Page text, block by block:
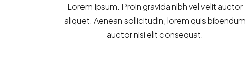
Lorem Ipsum. Proin gravida nibh vel velit auctor
aliquet. Aenean sollicitudin, lorem quis bibendum
auctor nisi elit consequat.